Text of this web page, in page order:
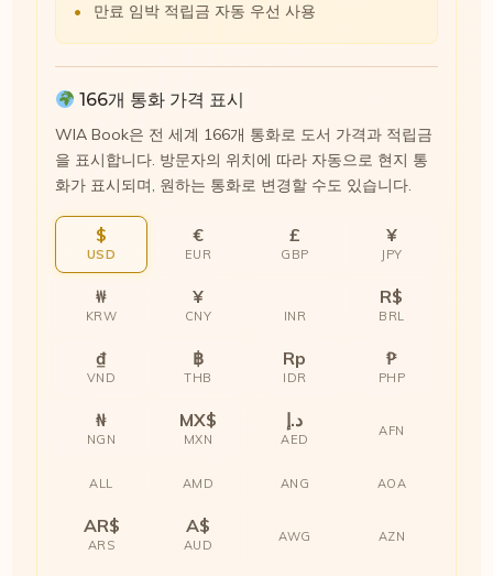
만료 임박 적립금 자동 우선 사용
166개 통화 가격 표시
WIA Book은 전 세계 166개 통화로 도서 가격과 적립금
을 표시합니다. 방문자의 위치에 따라 자동으로 현지 통
화가 표시되며, 원하는 통화로 변경할 수도 있습니다.
$
USD
€
EUR
£
GBP
¥
JPY
₩
KRW
¥
CNY INR
R$
BRL
₫
VND
฿
THB
Rp
IDR
₱
PHP
₦
NGN
MX$
MXN
د.إ
AED
AFN
ALL AMD ANG AOA
AR$
ARS
A$
AUD
AWG AZN